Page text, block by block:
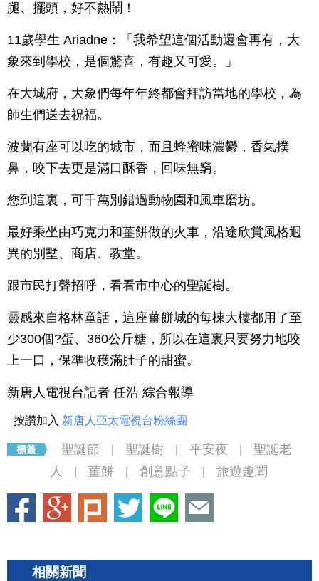
腿、擺頭，好不熱鬧！
11歲學生 Ariadne：「我希望這個活動還會再有，大
象來到學校，是個驚喜，有趣又可愛。」
在大城府，大象們每年年終都會拜訪當地的學校，為
師生們送去祝福。
波蘭有座可以吃的城市，而且蜂蜜味濃鬱，香氣撲
鼻，咬下去更是滿口酥香，回味無窮。
您到這裏，可千萬別錯過動物園和風車磨坊。
最好乘坐由巧克力和薑餅做的火車，沿途欣賞風格迥
異的別墅、商店、教堂。
跟市民打聲招呼，看看市中心的聖誕樹。
靈感來自格林童話，這座薑餅城的每棟大樓都用了至
少300個?蛋、360公斤糖，所以在這裏只要努力地咬
上一口，保準收穫滿肚子的甜蜜。
新唐人電視台記者 任浩 綜合報導
按讚加入 新唐人亞太電視台粉絲團
聖誕節 聖誕樹 平安夜
聖誕老
人
薑餅 創意點子 旅遊趣聞
相關新聞